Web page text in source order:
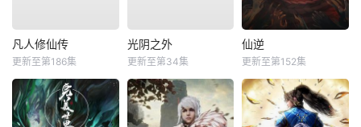
凡人修仙传
更新至第186集
光阴之外
更新至第34集
仙逆
更新至第152集